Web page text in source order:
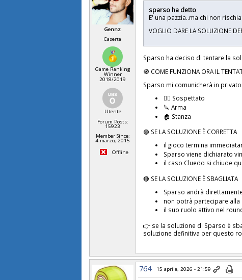
Gennz
Caserta
Game Ranking
Winner
2018/2019
Utente
Forum Posts:
15923
Member Since:
4 marzo, 2015
Offline
sparso ha detto
E' una pazzia..ma chi non
VOGLIO DARE LA SOLUZIONE
Sparso ha deciso di tentare la
🧭 COME FUNZIONA ORA IL
Sparso mi comunicherà in
🧍‍♂️ Sospettato
🔪 Arma
🏠 Stanza
🟢 SE LA SOLUZIONE È CORRETTA
il gioco termina
Sparso viene dichiarato
il caso Cluedo si chiude qui
🔴 SE LA SOLUZIONE È SBAGLIATA
Sparso andrà
non potrà partecipare alla
il suo ruolo attivo nel
👉 se la soluzione di Sparso è
soluzione definitiva per questo
764 15 aprile, 2026 - 21:59